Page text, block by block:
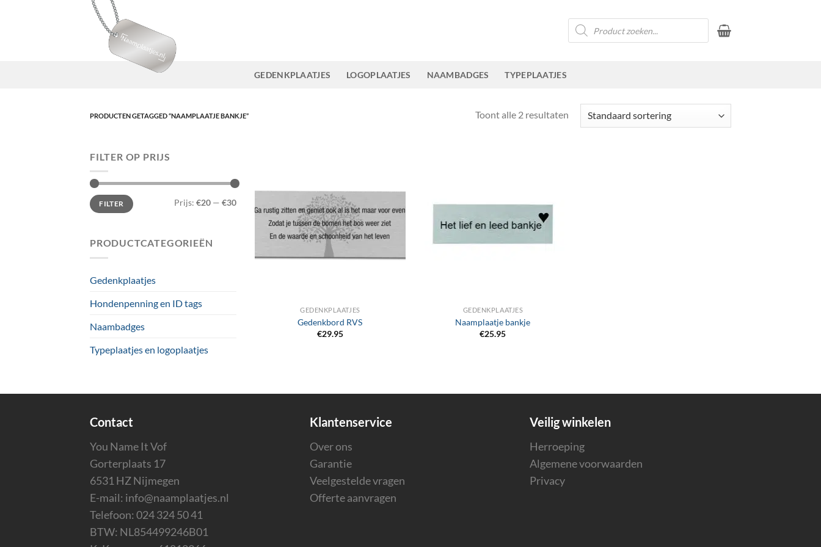
Producten
zoeken
GEDENKPLAATJES LOGOPLAATJES NAAMBADGES TYPEPLAATJES
PRODUCTEN GETAGGED “NAAMPLAATJE BANKJE” Toont alle 2 resultaten
FILTER OP PRIJS
Min.
prijs
Max.
prijsFILTER Prijs: €20 — €30
PRODUCTCATEGORIEËN
Gedenkplaatjes
Hondenpenning en ID tags
Naambadges
Typeplaatjes en logoplaatjes
GEDENKPLAATJES
Gedenkbord RVS
€29.95
GEDENKPLAATJES
Naamplaatje bankje
€25.95
Contact
You Name It Vof
Gorterplaats 17
6531 HZ Nijmegen
E-mail: info@naamplaatjes.nl
Telefoon: 024 324 50 41
BTW: NL854499246B01
Klantenservice
Over ons
Garantie
Veelgestelde vragen
Offerte aanvragen
Veilig winkelen
Herroeping
Algemene voorwaarden
Privacy